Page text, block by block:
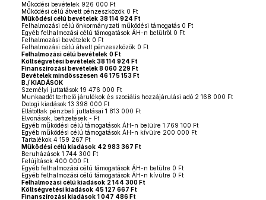
Működési bevételek 926 000 Ft
Működési célú átvett pénzeszközök 0 Ft
Működési célú bevételek 38 114 924 Ft
Felhalmozási célú önkormányzati működési támogatás 0 Ft
Egyéb felhalmozási célú támogatások ÁH-n belülről 0 Ft
Felhalmozási bevételek 0 Ft
Felhalmozási célú átvett pénzeszközök 0 Ft
Felhalmozási célú bevételek 0 Ft
Költségvetési bevételek 38 114 924 Ft
Finanszírozási bevételek 8 060 229 Ft
Bevételek mindösszesen 46 175 153 Ft
B./ KIADÁSOK
Személyi juttatások 19 476 000 Ft
Munkaadót terhelő járulékok és szociális hozzájárulási adó 2 168 000 Ft
Dologi kiadások 13 398 000 Ft
Ellátottak pénzbeli juttatásai 1 813 000 Ft
Elvonások, befizetések - Ft
Egyéb működési célú támogatások ÁH-n belülre 1 769 100 Ft
Egyéb működési célú támogatások ÁH-n kívülre 200 000 Ft
Tartalékok 4 159 267 Ft
Működési célú kiadások 42 983 367 Ft
Beruházások 1 744 300 Ft
Felújítások 400 000 Ft
Egyéb felhalmozási célú támogatások ÁH-n belülre 0 Ft
Egyéb felhalmozási célú támogatások ÁH-n kívülre 0 Ft
Felhalmozási célú kiadások 2 144 300 Ft
Költségvetési kiadások 45 127 667 Ft
Finanszírozási kiadások 1 047 486 Ft